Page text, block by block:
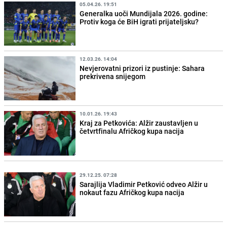
05.04.26. 19:51
Generalka uoči Mundijala 2026. godine:
Protiv koga će BiH igrati prijateljsku?
12.03.26. 14:04
Nevjerovatni prizori iz pustinje: Sahara
prekrivena snijegom
10.01.26. 19:43
Kraj za Petkovića: Alžir zaustavljen u
četvrtfinalu Afričkog kupa nacija
29.12.25. 07:28
Sarajlija Vladimir Petković odveo Alžir u
nokaut fazu Afričkog kupa nacija